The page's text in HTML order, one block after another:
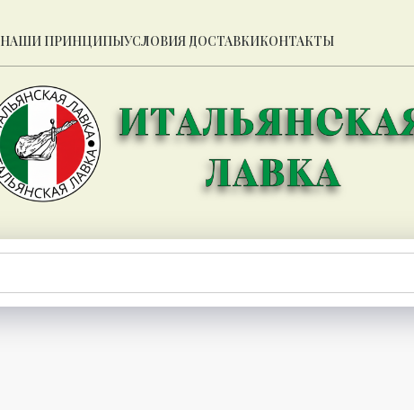
НАШИ ПРИНЦИПЫУСЛОВИЯ ДОСТАВКИКОНТАКТЫ